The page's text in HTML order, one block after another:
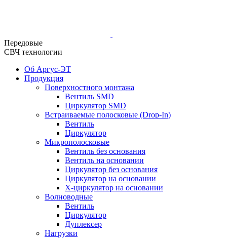
Передовые
СВЧ технологии
Об Аргус-ЭТ
Продукция
Поверхностного монтажа
Вентиль SMD
Циркулятор SMD
Встраиваемые полосковые (Drop-In)
Вентиль
Циркулятор
Микрополосковые
Вентиль без основания
Вентиль на основании
Циркулятор без основания
Циркулятор на основании
Х-циркулятор на основании
Волноводные
Вентиль
Циркулятор
Дуплексер
Нагрузки